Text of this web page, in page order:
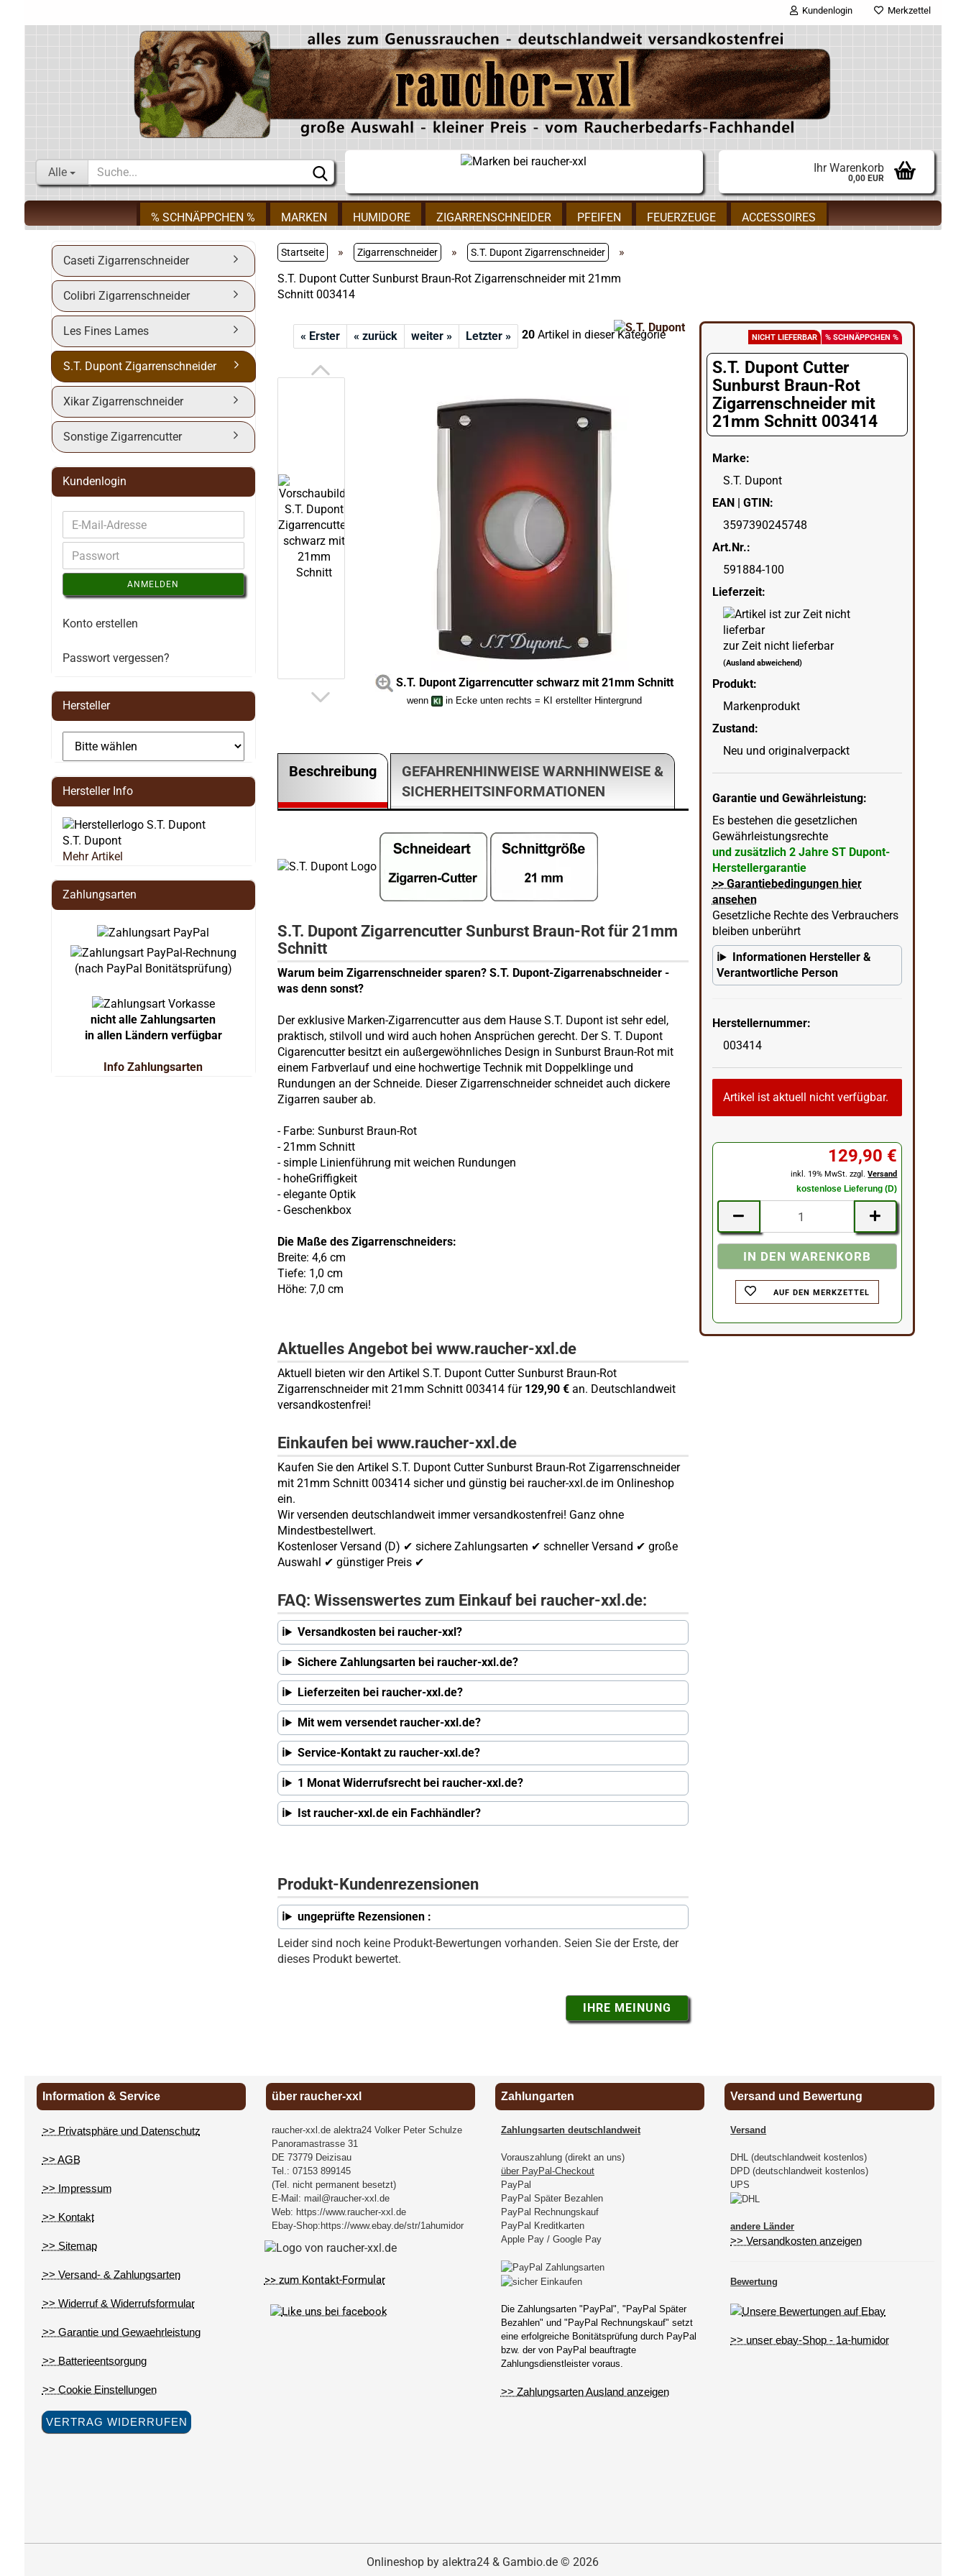
Kundenlogin
E-Mail
Passwort
Konto erstellen
Passwort vergessen?
Merkzettel
Alle Ihr Warenkorb
0,00 EUR
% SCHNÄPPCHEN % MARKEN HUMIDORE ZIGARRENSCHNEIDER PFEIFEN FEUERZEUGE ACCESSOIRES
Startseite » Zigarrenschneider » S.T. Dupont Zigarrenschneider
»
S.T. Dupont Cutter Sunburst Braun-Rot Zigarrenschneider mit 21mm
Schnitt 003414
« Erster « zurück weiter » Letzter » 20 Artikel in dieser Kategorie
S.T. Dupont Zigarrencutter schwarz mit 21mm Schnitt
wenn in Ecke unten rechts = KI erstellter Hintergrund
S.T. Dupont Zigarrencutter schwarz mit 21mm
wenn in Ecke unten rechts = KI erstellter
NICHT LIEFERBAR % SCHNÄPPCHEN %
S.T. Dupont Cutter
Sunburst Braun-Rot
Zigarrenschneider mit
21mm Schnitt 003414
Marke:
S.T. Dupont
EAN | GTIN:
3597390245748
Art.Nr.:
591884-100
Lieferzeit:
zur Zeit nicht lieferbar
(Ausland abweichend)
Produkt:
Markenprodukt
Zustand:
Neu und originalverpackt
Garantie und Gewährleistung:
Es bestehen die gesetzlichen
Gewährleistungsrechte
und zusätzlich 2 Jahre ST Dupont-
Herstellergarantie
>> Garantiebedingungen hier
ansehen
Gesetzliche Rechte des Verbrauchers
bleiben unberührt
Informationen Hersteller &
Verantwortliche Person
Herstellernummer:
003414
Artikel ist aktuell nicht verfügbar.
129,90 €
inkl. 19% MwSt. zzgl.Versand
kostenlose Lieferung (D)
AUF DEN MERKZETTEL
Beschreibung
GEFAHRENHINWEISE WARNHINWEISE &
SICHERHEITSINFORMATIONEN
S.T. Dupont ZigarrencutterSunburst Braun-Rot für 21mm
Schnitt
Warum beim Zigarrenschneider sparen? S.T. Dupont-Zigarrenabschneider -
was denn sonst?
Der exklusive Marken-Zigarrencutter aus dem Hause S.T. Dupont ist sehr edel,
praktisch, stilvoll und wird auch hohen Ansprüchen gerecht. Der S. T. Dupont
Cigarencutter besitzt ein außergewöhnliches Design inSunburst Braun-Rot mit
einem Farbverlauf und eine hochwertige Technik mit Doppelklinge und
Rundungen an der Schneide. Dieser Zigarrenschneider schneidet auch dickere
Zigarren sauber ab.
- Farbe:Sunburst Braun-Rot
- 21mm Schnitt
- simple Linienführung mit weichen Rundungen
- hoheGriffigkeit
- elegante Optik
- Geschenkbox
Die Maße des Zigarrenschneiders:
Breite: 4,6 cm
Tiefe: 1,0 cm
Höhe: 7,0 cm
Aktuelles Angebot bei www.raucher-xxl.de
Aktuell bieten wir den Artikel S.T. Dupont Cutter Sunburst Braun-Rot
Zigarrenschneider mit 21mm Schnitt 003414 für 129,90 € an. Deutschlandweit
versandkostenfrei!
Einkaufen bei www.raucher-xxl.de
Kaufen Sie den Artikel S.T. Dupont Cutter Sunburst Braun-Rot Zigarrenschneider
mit 21mm Schnitt 003414 sicher und günstig bei raucher-xxl.de im Onlineshop
ein.
Wir versenden deutschlandweit immer versandkostenfrei! Ganz ohne
Mindestbestellwert.
Kostenloser Versand (D) ✔ sichere Zahlungsarten ✔ schneller Versand ✔ große
Auswahl ✔ günstiger Preis ✔
FAQ: Wissenswertes zum Einkauf bei raucher-xxl.de:
Versandkosten bei raucher-xxl?
Sichere Zahlungsarten bei raucher-xxl.de?
Lieferzeiten bei raucher-xxl.de?
Mit wem versendet raucher-xxl.de?
Service-Kontakt zu raucher-xxl.de?
1 Monat Widerrufsrecht bei raucher-xxl.de?
Ist raucher-xxl.de ein Fachhändler?
Produkt-Kundenrezensionen
ungeprüfte Rezensionen :
Leider sind noch keine Produkt-Bewertungen vorhanden. Seien Sie der Erste, der
dieses Produkt bewertet.
IHRE MEINUNG
Caseti Zigarrenschneider
Colibri Zigarrenschneider
Les Fines Lames
S.T. Dupont Zigarrenschneider
Xikar Zigarrenschneider
Sonstige Zigarrencutter
Kundenlogin
ANMELDEN
Konto erstellen
Passwort vergessen?
Hersteller
Hersteller Info
S.T. Dupont
Mehr Artikel
Zahlungsarten
(nach PayPal Bonitätsprüfung)
nicht alle Zahlungsarten
in allen Ländern verfügbar
Info Zahlungsarten
Information & Service
>> Privatsphäre und Datenschutz
>> AGB
>> Impressum
>> Kontakt
>> Sitemap
>> Versand- & Zahlungsarten
>> Widerruf & Widerrufsformular
>> Garantie und Gewaehrleistung
>> Batterieentsorgung
>> Cookie Einstellungen
VERTRAG WIDERRUFEN
über raucher-xxl
raucher-xxl.de alektra24 Volker Peter Schulze
Panoramastrasse 31
DE 73779 Deizisau
Tel.: 07153 899145
(Tel. nicht permanent besetzt)
E-Mail: mail@raucher-xxl.de
Web: https://www.raucher-xxl.de
Ebay-Shop: https://www.ebay.de/str/1ahumidor
>> zum Kontakt-Formular
Zahlungarten
Zahlungsarten deutschlandweit
Vorauszahlung (direkt an uns)
über PayPal-Checkout
PayPal
PayPal Später Bezahlen
PayPal Rechnungskauf
PayPal Kreditkarten
Apple Pay / Google Pay
Die Zahlungsarten "PayPal", "PayPal Später
Bezahlen" und "PayPal Rechnungskauf" setzt
eine erfolgreiche Bonitätsprüfung durch PayPal
bzw. der von PayPal beauftragte
Zahlungsdienstleister voraus.
>> Zahlungsarten Ausland anzeigen
Versand und Bewertung
Versand
DHL (deutschlandweit kostenlos)
DPD (deutschlandweit kostenlos)
UPS
andere Länder
>> Versandkosten anzeigen
Bewertung
>> unser ebay-Shop - 1a-humidor
Onlineshop by alektra24 & Gambio.de © 2026